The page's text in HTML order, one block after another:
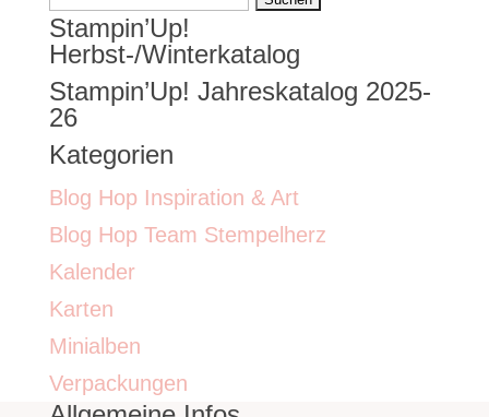
nach:
Stampin’Up!
Herbst-/Winterkatalog
Stampin’Up! Jahreskatalog 2025-
26
Kategorien
Blog Hop Inspiration & Art
Blog Hop Team Stempelherz
Kalender
Karten
Minialben
Verpackungen